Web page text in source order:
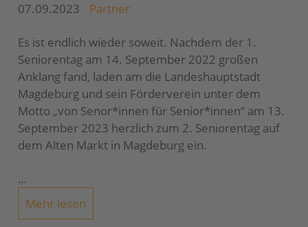
07.09.2023 Partner
Es ist endlich wieder soweit. Nachdem der 1.
Seniorentag am 14. September 2022 großen
Anklang fand, laden am die Landeshauptstadt
Magdeburg und sein Förderverein unter dem
Motto „von Senor*innen für Senior*innen“ am 13.
September 2023 herzlich zum 2. Seniorentag auf
dem Alten Markt in Magdeburg ein.
…
Mehr lesen